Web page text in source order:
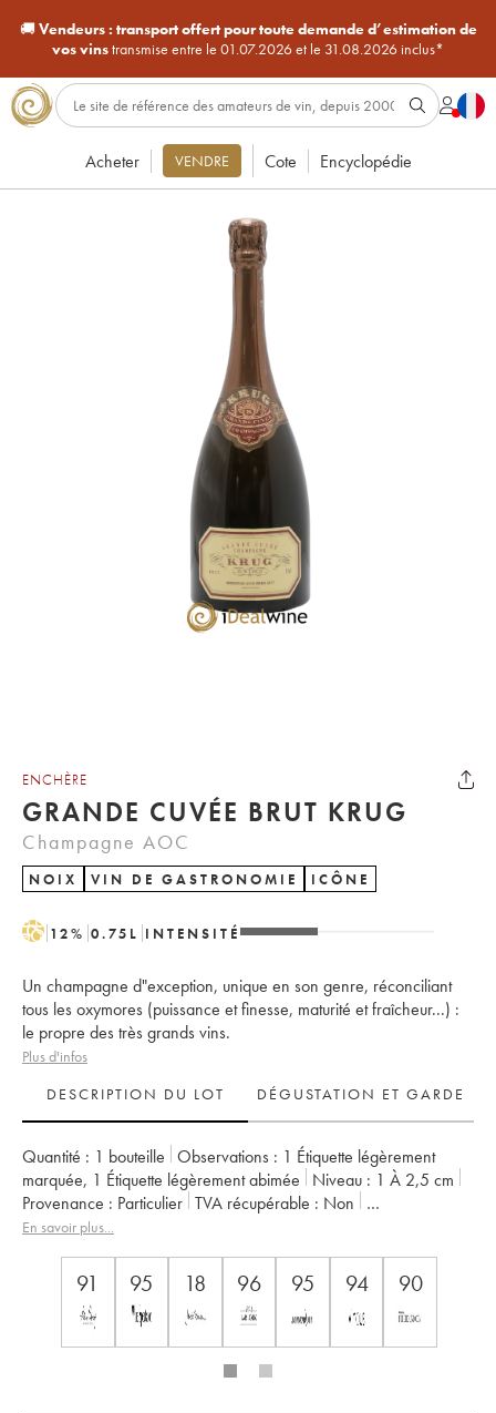
🚚Vendeurs : transport offert pour toute demande d’estimation de
vos vinstransmise entre le 01.07.2026 et le 31.08.2026 inclus*
Acheter VENDRE Cote Encyclopédie
ENCHÈRE
GRANDE CUVÉE BRUT KRUG
Champagne AOC
NOIX VIN DE GASTRONOMIE ICÔNE
H 12% 0.75 L INTENSITÉ
Un champagne d"exception, unique en son genre, réconciliant
tous les oxymores (puissance et finesse, maturité et fraîcheur...) :
le propre des très grands vins.
Plus d'infos
DESCRIPTION DU LOT
DÉGUSTATION ET GARDE
Quantité : 1 bouteille Observations : 1 Étiquette légèrement
marquée, 1 Étiquette légèrement abimée Niveau : 1 À 2,5 cm
Provenance : particulier TVA récupérable :
non
Région :
Champagne
En savoir plus...
91 95 18 96 95 94 90